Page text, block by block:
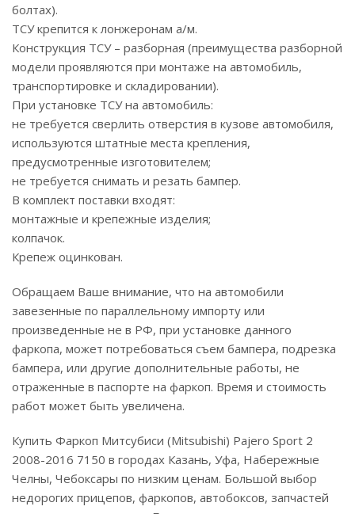
болтах).
ТСУ крепится к лонжеронам а/м.
Конструкция ТСУ – разборная (преимущества разборной
модели проявляются при монтаже на автомобиль,
транспортировке и складировании).
При установке ТСУ на автомобиль:
не требуется сверлить отверстия в кузове автомобиля,
используются штатные места крепления,
предусмотренные изготовителем;
не требуется снимать и резать бампер.
В комплект поставки входят:
монтажные и крепежные изделия;
колпачок.
Крепеж оцинкован.
Обращаем Ваше внимание, что на автомобили
завезенные по параллельному импорту или
произведенные не в РФ, при установке данного
фаркопа, может потребоваться съем бампера, подрезка
бампера, или другие дополнительные работы, не
отраженные в паспорте на фаркоп. Время и стоимость
работ может быть увеличена.
Купить Фаркоп Митсубиси (Mitsubishi) Pajero Sport 2
2008-2016 7150 в городах Казань, Уфа, Набережные
Челны, Чебоксары по низким ценам. Большой выбор
недорогих прицепов, фаркопов, автобоксов, запчастей